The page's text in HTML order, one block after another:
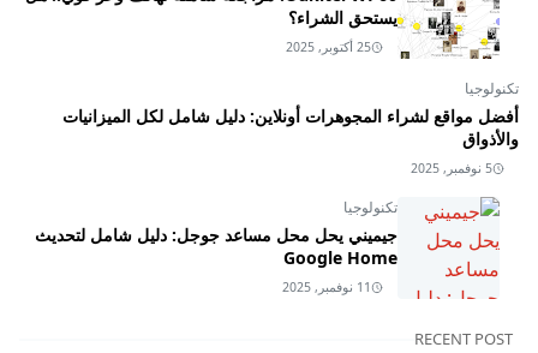
يستحق الشراء؟
25 أكتوبر, 2025
تكنولوجيا
أفضل مواقع لشراء المجوهرات أونلاين: دليل شامل لكل الميزانيات
والأذواق
5 نوفمبر, 2025
تكنولوجيا
جيميني يحل محل مساعد جوجل: دليل شامل لتحديث
Google Home
11 نوفمبر, 2025
RECENT POST